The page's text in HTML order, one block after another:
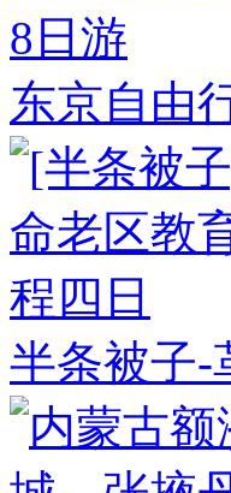
东京自由
半条被子-